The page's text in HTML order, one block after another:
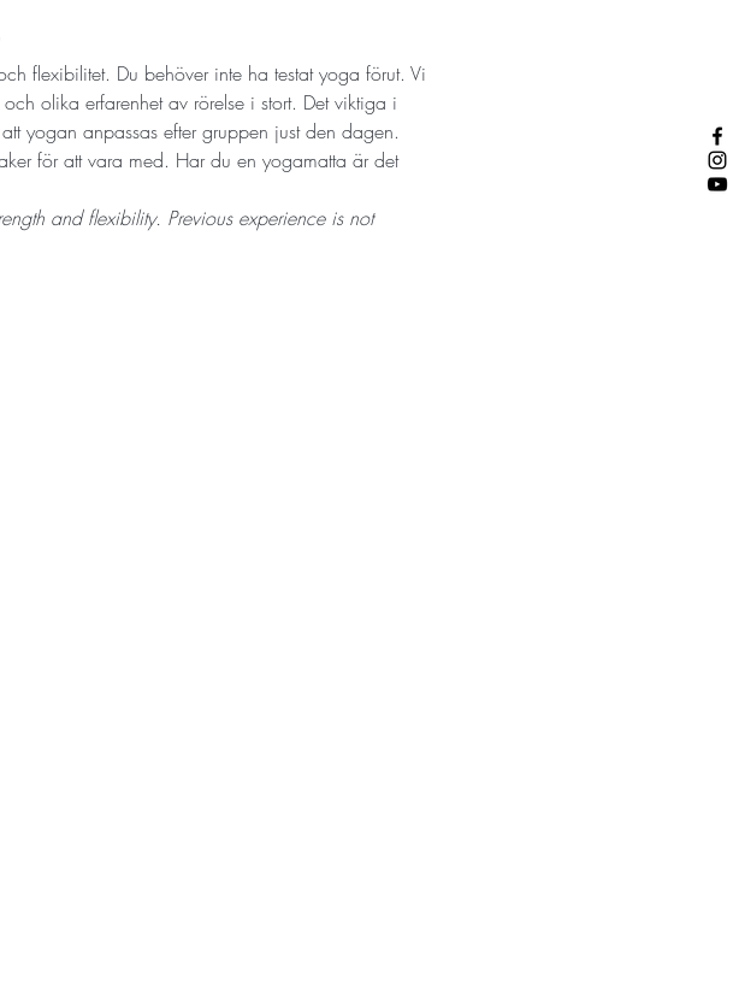
flexibilitet. Du behöver inte ha testat yoga förut. Vi
olika erfarenhet av rörelse i stort. Det viktiga i
yogan anpassas efter gruppen just den dagen.
för att vara med. Har du en yogamatta är det
and flexibility. Previous experience is not